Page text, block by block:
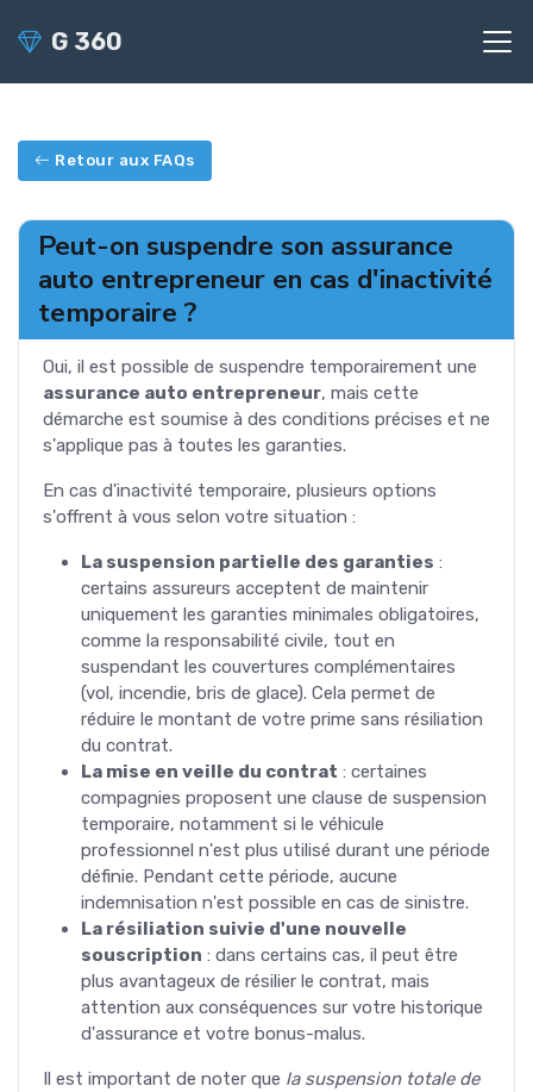
G 360
Retour aux FAQs
Peut-on suspendre son assurance
auto entrepreneur en cas d'inactivité
temporaire ?
Oui, il est possible de suspendre temporairement une
assurance auto entrepreneur, mais cette
démarche est soumise à des conditions précises et ne
s'applique pas à toutes les garanties.
En cas d'inactivité temporaire, plusieurs options
s'offrent à vous selon votre situation :
La suspension partielle des garanties :
certains assureurs acceptent de maintenir
uniquement les garanties minimales obligatoires,
comme la responsabilité civile, tout en
suspendant les couvertures complémentaires
(vol, incendie, bris de glace). Cela permet de
réduire le montant de votre prime sans résiliation
du contrat.
La mise en veille du contrat : certaines
compagnies proposent une clause de suspension
temporaire, notamment si le véhicule
professionnel n'est plus utilisé durant une période
définie. Pendant cette période, aucune
indemnisation n'est possible en cas de sinistre.
La résiliation suivie d'une nouvelle
souscription : dans certains cas, il peut être
plus avantageux de résilier le contrat, mais
attention aux conséquences sur votre historique
d'assurance et votre bonus-malus.
Il est important de noter que la suspension totale de